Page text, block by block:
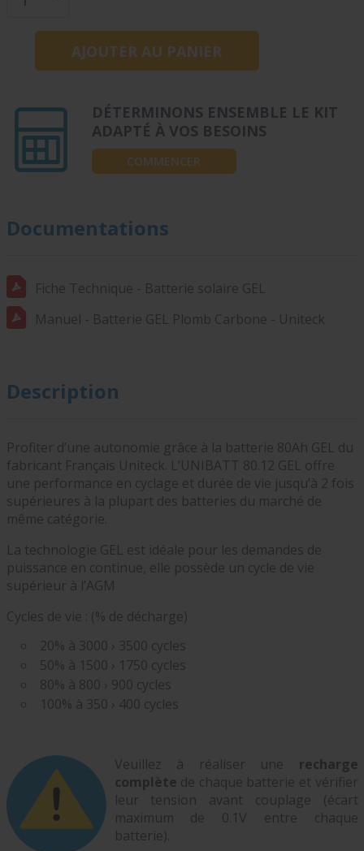
DÉTERMINONS ENSEMBLE LE KIT
ADAPTÉ À VOS BESOINS
COMMENCER
Documentations
Fiche Technique - Batterie solaire GEL
Manuel - Batterie GEL Plomb Carbone - Uniteck
Description
Profiter d’une autonomie grâce à la batterie 80Ah GEL du
fabricant Français Uniteck. L’UNIBATT 80.12 GEL offre
une performance en cyclage et durée de vie jusqu’à 2 fois
supérieures à la plupart des batteries du marché de
même catégorie.
La technologie GEL est idéale pour les demandes de
puissance en continue, elle possède un cycle de vie
supérieur à l’AGM
Cycles de vie : (% de décharge)
20% à 3000 › 3500 cycles
50% à 1500 › 1750 cycles
80% à 800 › 900 cycles
100% à 350 › 400 cycles
Veuillez à réaliser une recharge
complète de chaque batterie et vérifier
leur tension avant couplage (écart
maximum de 0.1V entre chaque
batterie).